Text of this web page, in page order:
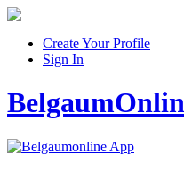
Create Your Profile
Sign In